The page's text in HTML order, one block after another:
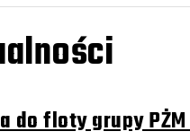
do floty grupy